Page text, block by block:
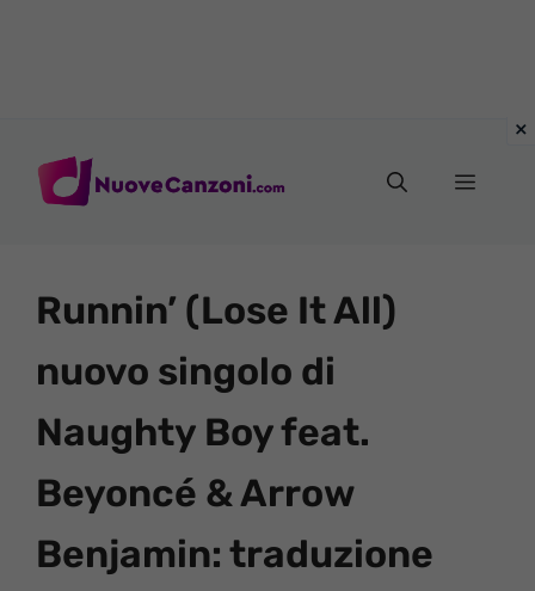
Menu
Runnin’ (Lose It All)
nuovo singolo di
Naughty Boy feat.
Beyoncé & Arrow
Benjamin: traduzione